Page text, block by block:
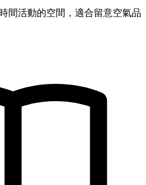
間活動的空間，適合留意空氣品